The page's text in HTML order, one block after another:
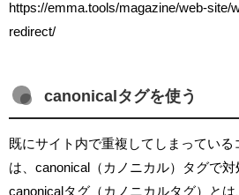
https://emma.tools/magazine/web-site/
redirect/
canonicalタグを使う
既にサイト内で重複してしまっている
は、canonical（カノニカル）タグで対
canonicalタグ（カノニカルタグ）と